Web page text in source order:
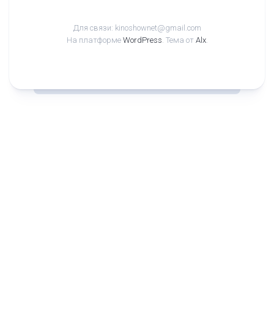
Для связи: kinoshownet@gmail.com
На платформе WordPress. Тема от Alx.